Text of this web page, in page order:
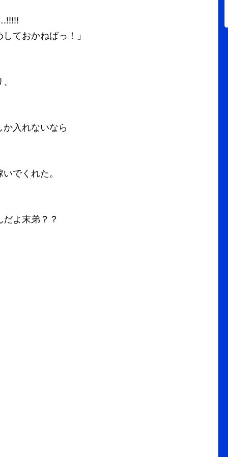
ておかねばっ！」
か入れないなら
でくれた。
よ末弟？？